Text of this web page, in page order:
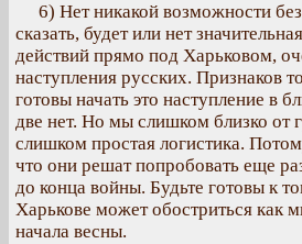
6) Нет никакой возможности
сказать, будет или нет
действий прямо под Харьковом,
наступления русских. Признаков
готовы начать это наступление в
две нет. Но мы слишком близко от
слишком простая логистика.
что они решат попробовать еще
до конца войны. Будьте готовы к
Харькове может обостриться как
начала весны.